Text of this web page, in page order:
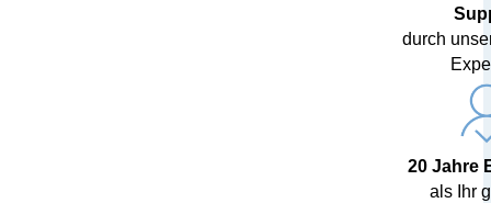
durch
20 Jahre
als Ihr